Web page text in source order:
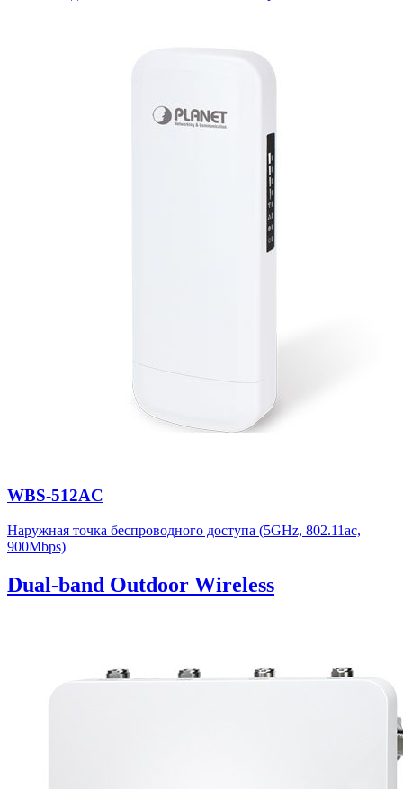
WBS-512AC
Наружная точка беспроводного доступа (5GHz, 802.11ac,
900Mbps)
Dual-band Outdoor Wireless